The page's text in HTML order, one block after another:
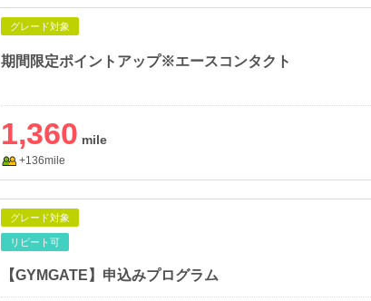
グレード対象
期間限定ポイントアップ※エースコンタクト
1,360
+136mile
グレード対象
リピート可
【GYMGATE】申込みプログラム